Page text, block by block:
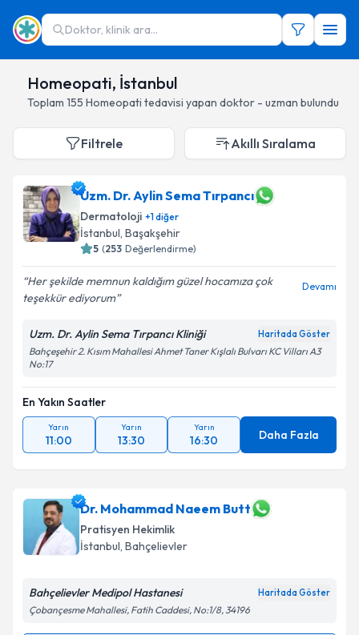
Doktor, klinik ara...
Homeopati, İstanbul
Toplam 155 Homeopati tedavisi yapan doktor - uzman bulundu
Filtrele Akıllı Sıralama
Uzm. Dr. Aylin Sema Tırpancı
Dermatoloji +1diğer
İstanbul, Başakşehir
5 (253 Değerlendirme)
Her şekilde memnun kaldığım güzel hocamıza çok
teşekkür ediyorum
Devamı
Uzm. Dr. Aylin Sema Tırpancı Kliniği Haritada Göster
Bahçeşehir 2. Kısım Mahallesi Ahmet Taner Kışlalı Bulvarı KC Vilları A3
No:17
En Yakın Saatler
Yarın
11:00
Yarın
13:30
Yarın
16:30 Daha Fazla
Dr. Mohammad Naeem Butt
Pratisyen Hekimlik
İstanbul, Bahçelievler
Bahçelievler Medipol Hastanesi Haritada Göster
Çobançesme Mahallesi, Fatih Caddesi, No:1/8, 34196